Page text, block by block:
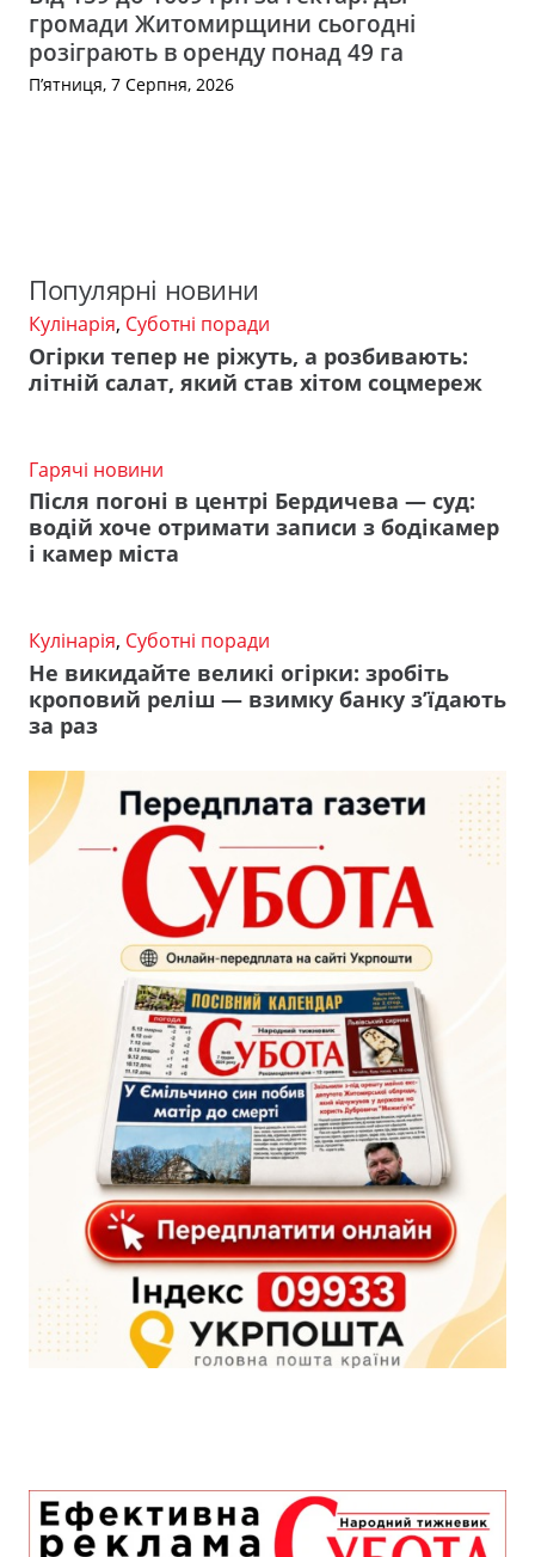
громади Житомирщини сьогодні
розіграють в оренду понад 49 га
П’ятниця, 7 Серпня, 2026
Популярні новини
Кулінарія, Суботні поради
Огірки тепер не ріжуть, а розбивають:
літній салат, який став хітом соцмереж
Гарячі новини
Після погоні в центрі Бердичева — суд:
водій хоче отримати записи з бодікамер
і камер міста
Кулінарія, Суботні поради
Не викидайте великі огірки: зробіть
кроповий реліш — взимку банку з’їдають
за раз